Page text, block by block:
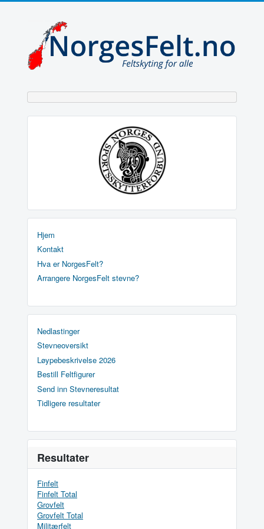
Hjem
Kontakt
Hva er NorgesFelt?
Arrangere NorgesFelt stevne?
Nedlastinger
Stevneoversikt
Løypebeskrivelse 2026
Bestill Feltfigurer
Send inn Stevneresultat
Tidligere resultater
Resultater
Finfelt
Finfelt Total
Grovfelt
Grovfelt Total
Militærfelt